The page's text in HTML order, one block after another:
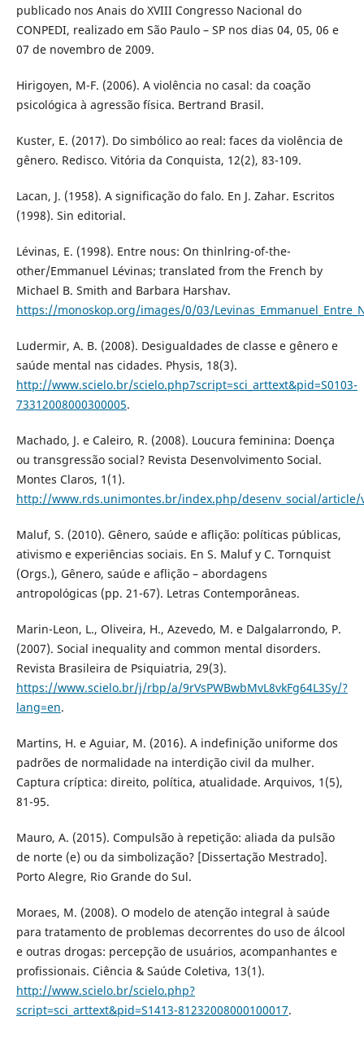
publicado nos Anais do XVIII Congresso Nacional do
CONPEDI, realizado em São Paulo – SP nos dias 04, 05, 06 e
07 de novembro de 2009.
Hirigoyen, M-F. (2006). A violência no casal: da coação
psicológica à agressão física. Bertrand Brasil.
Kuster, E. (2017). Do simbólico ao real: faces da violência de
gênero. Redisco. Vitória da Conquista, 12(2), 83-109.
Lacan, J. (1958). A significação do falo. En J. Zahar. Escritos
(1998). Sin editorial.
Lévinas, E. (1998). Entre nous: On thinlring-of-the-
other/Emmanuel Lévinas; translated from the French by
Michael B. Smith and Barbara Harshav.
https://monoskop.org/images/0/03/
Ludermir, A. B. (2008). Desigualdades de classe e gênero e
saúde mental nas cidades. Physis, 18(3).
http://www.scielo.br/scielo.php7script=sci_arttext&pid=S0103-
73312008000300005.
Machado, J. e Caleiro, R. (2008). Loucura feminina: Doença
ou transgressão social? Revista Desenvolvimento Social.
Montes Claros, 1(1).
http://www.rds.unimontes.br/index.php/desenv_social/article/
Maluf, S. (2010). Gênero, saúde e aflição: políticas públicas,
ativismo e experiências sociais. En S. Maluf y C. Tornquist
(Orgs.), Gênero, saúde e aflição – abordagens
antropológicas (pp. 21-67). Letras Contemporâneas.
Marin-Leon, L., Oliveira, H., Azevedo, M. e Dalgalarrondo, P.
(2007). Social inequality and common mental disorders.
Revista Brasileira de Psiquiatria, 29(3).
https://www.scielo.br/j/rbp/a/9rVsPWBwbMvL8vkFg64L3Sy/?
lang=en.
Martins, H. e Aguiar, M. (2016). A indefinição uniforme dos
padrões de normalidade na interdição civil da mulher.
Captura críptica: direito, política, atualidade. Arquivos, 1(5),
81-95.
Mauro, A. (2015). Compulsão à repetição: aliada da pulsão
de norte (e) ou da simbolização? [Dissertação Mestrado].
Porto Alegre, Rio Grande do Sul.
Moraes, M. (2008). O modelo de atenção integral à saúde
para tratamento de problemas decorrentes do uso de álcool
e outras drogas: percepção de usuários, acompanhantes e
profissionais. Ciência & Saúde Coletiva, 13(1).
http://www.scielo.br/scielo.php?
script=sci_arttext&pid=S1413-81232008000100017.